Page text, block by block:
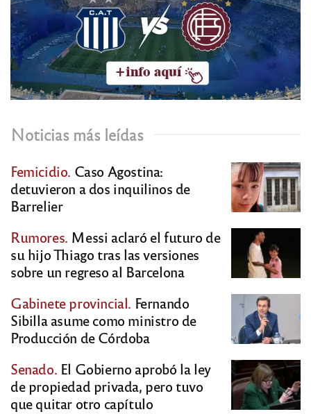
Noticias más leídas
Femicidio. Caso Agostina:
detuvieron a dos inquilinos de
Barrelier
Rumores. Messi aclaró el futuro de
su hijo Thiago tras las versiones
sobre un regreso al Barcelona
Gabinete provincial. Fernando
Sibilla asume como ministro de
Producción de Córdoba
Senado. El Gobierno aprobó la ley
de propiedad privada, pero tuvo
que quitar otro capítulo